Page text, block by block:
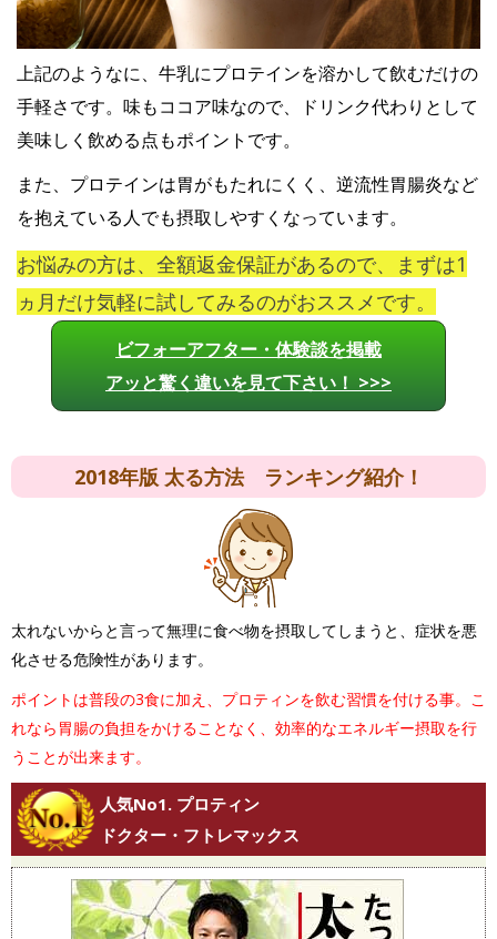
上記のようなに、牛乳にプロテインを溶かして飲むだけの
手軽さです。味もココア味なので、ドリンク代わりとして
美味しく飲める点もポイントです。
また、プロテインは胃がもたれにくく、逆流性胃腸炎など
を抱えている人でも摂取しやすくなっています。
お悩みの方は、全額返金保証があるので、まずは1
ヵ月だけ気軽に試してみるのがおススメです。
ビフォーアフター・体験談を掲載
アッと驚く違いを見て下さい！ >>>
2018年版 太る方法 ランキング紹介！
太れないからと言って無理に食べ物を摂取してしまうと、症状を悪
化させる危険性があります。
ポイントは普段の3食に加え、プロティンを飲む習慣を付ける事。こ
れなら胃腸の負担をかけることなく、効率的なエネルギー摂取を行
うことが出来ます。
人気No1. プロティン
ドクター・フトレマックス